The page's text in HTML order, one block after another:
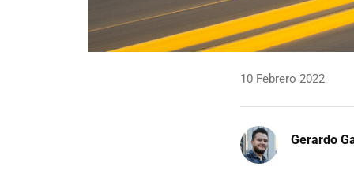
10 Febrero 2022
Gerardo